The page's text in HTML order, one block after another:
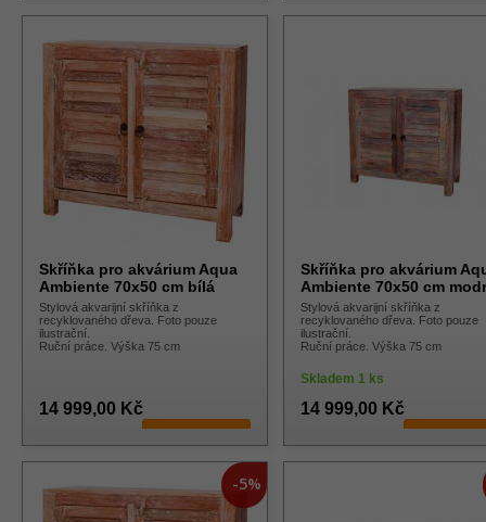
Skříňka pro akvárium Aqua
Ambiente 70x50 cm bílá
Stylová akvarijní skříňka z
recyklovaného dřeva. Foto pouze
ilustrační.
Ruční práce. Výška 75 cm
14 999,00 Kč
Skříňka pro akvárium
Ambiente 70x50 cm
Stylová akvarijní skříňka z
recyklovaného dřeva. Foto pouze
ilustrační.
Ruční práce. Výška 75 cm
Skladem 1 ks
14 999,00 Kč
-5%